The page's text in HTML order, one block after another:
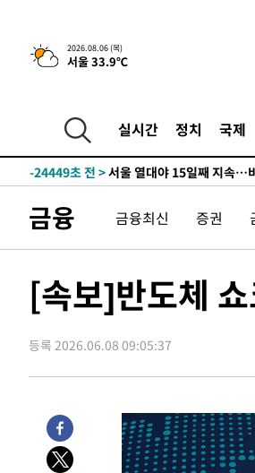
2026.08.06 (목)
서울 33.9℃
실시간 정치 국제
-29739초 전 >[속보]산업장관 "李정부, 원
-28436초 전 >[속보]경찰, '홍명보 선임 논
-27616초 전 >
[속보]코스피 매도사이드카
-26888초 전 >
-24449초 전 >서울 열대야 15일째 지속…
-22999초 전 >
[속보]코스피, 119.51포인
-19446초 전 >6월 경상수지 497.3억 달러
-16759초 전 >
미 워싱턴주 스포캔 시의
우 0.49%↑
-7287초 전 >[속보] 이란 대통령 "지금 최
2시간 전 >[속보] "이란-오만, 호르무즈 해
-28436초 전 >
[속보]경찰, '홍명보 선임 논
-27823초 전 >
[속보]산업장관 "美무역법
금융 금융최신 증권
[속보]반도체
등록 2026.06.08 09:05:37